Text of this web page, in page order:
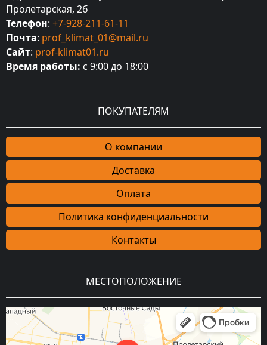
Пролетарская, 2б
Телефон: +7-928-211-61-11
Почта: prof_klimat_01@mail.ru
Сайт: prof-klimat01.ru
Время работы: с 9:00 до 18:00
ПОКУПАТЕЛЯМ
О компании
Доставка
Оплата
Политика конфиденциальности
Контакты
МЕСТОПОЛОЖЕНИЕ